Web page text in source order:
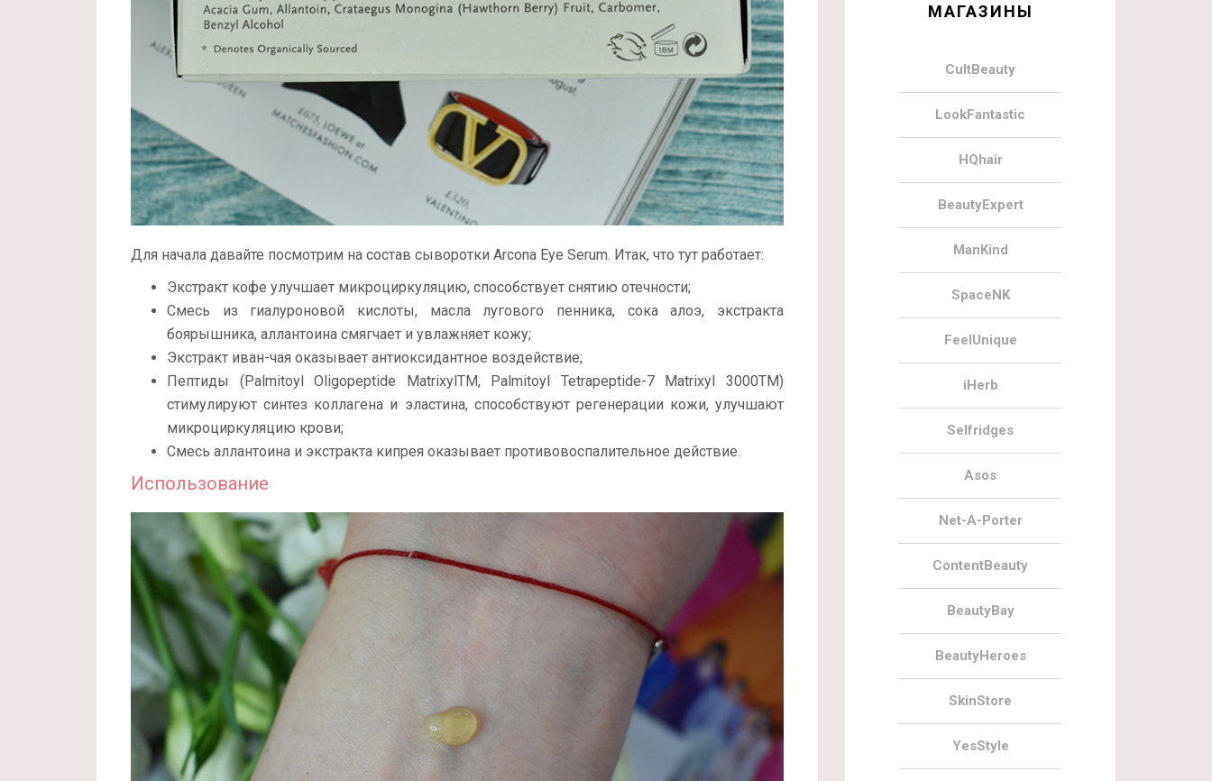
Для начала давайте посмотрим на состав сыворотки Arcona Eye Serum. Итак, что тут работает:
Экстракт кофе улучшает микроциркуляцию, способствует снятию отечности;
Смесь из гиалуроновой кислоты, масла лугового пенника, сока алоэ, экстракта
боярышника, аллантоина смягчает и увлажняет кожу;
Экстракт иван-чая оказывает антиоксидантное воздействие;
Пептиды (Palmitoyl Oligopeptide MatrixylTM, Palmitoyl Tetrapeptide-7 Matrixyl 3000TM)
стимулируют синтез коллагена и эластина, способствуют регенерации кожи, улучшают
микроциркуляцию крови;
Смесь аллантоина и экстракта кипрея оказывает противовоспалительное действие.
Использование
МАГАЗИНЫ
CultBeauty
LookFantastic
HQhair
BeautyExpert
ManKind
SpaceNK
FeelUnique
iHerb
Selfridges
Asos
Net-A-Porter
ContentBeauty
BeautyBay
BeautyHeroes
SkinStore
YesStyle